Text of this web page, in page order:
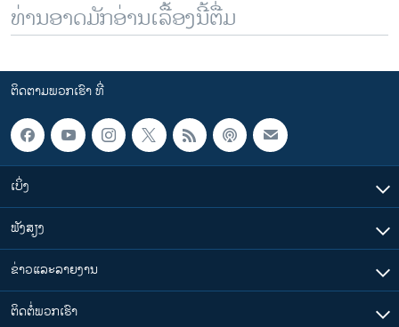
ທ່ານອາດມັກອ່ານເລື້ອງນີ້ຕື່ມ
ຕິດຕາມພວກເຮົາ ທີ່
ເບິ່ງ
ຟັງສຽງ
ຂ່າວແລະລາຍງານ
ຕິດຕໍ່ພວກເຮົາ